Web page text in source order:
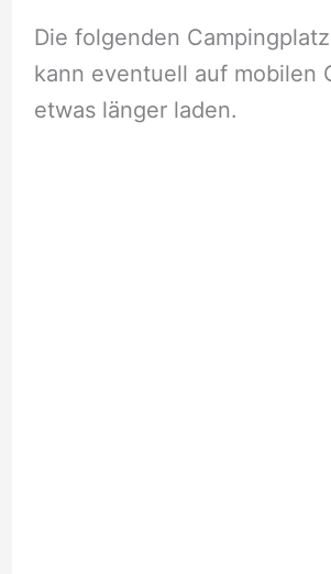
Die folgenden
kann eventuell auf mobilen
etwas länger laden.